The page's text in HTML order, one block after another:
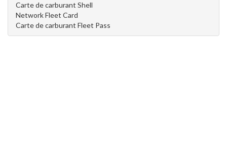
Carte de carburant Shell
Network Fleet Card
Carte de carburant Fleet Pass